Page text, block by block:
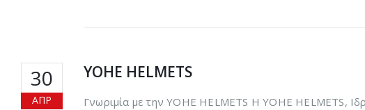
30
ΑΠΡ
YOHE HELMETS
Γνωριμία με την YOHE HELMETS Η YOHE HELMETS,